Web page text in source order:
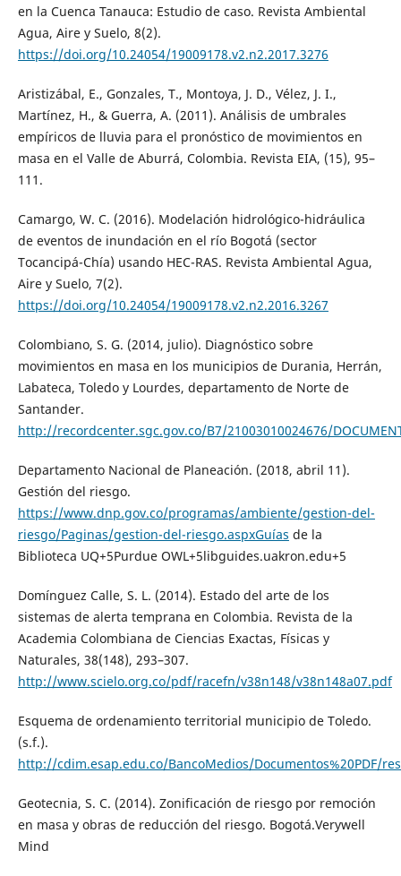
en la Cuenca Tanauca: Estudio de caso. Revista Ambiental
Agua, Aire y Suelo, 8(2).
https://doi.org/10.24054/19009178.v2.n2.2017.3276
Aristizábal, E., Gonzales, T., Montoya, J. D., Vélez, J. I.,
Martínez, H., & Guerra, A. (2011). Análisis de umbrales
empíricos de lluvia para el pronóstico de movimientos en
masa en el Valle de Aburrá, Colombia. Revista EIA, (15), 95–
111.
Camargo, W. C. (2016). Modelación hidrológico-hidráulica
de eventos de inundación en el río Bogotá (sector
Tocancipá-Chía) usando HEC-RAS. Revista Ambiental Agua,
Aire y Suelo, 7(2).
https://doi.org/10.24054/19009178.v2.n2.2016.3267
Colombiano, S. G. (2014, julio). Diagnóstico sobre
movimientos en masa en los municipios de Durania, Herrán,
Labateca, Toledo y Lourdes, departamento de Norte de
Santander.
http://recordcenter.sgc.gov.co/B7/21003010024676/
Departamento Nacional de Planeación. (2018, abril 11).
Gestión del riesgo.
https://www.dnp.gov.co/programas/ambiente/gestion-del-
riesgo/Paginas/gestion-del-riesgo.aspxGuías de la
Biblioteca UQ+5Purdue OWL+5libguides.uakron.edu+5
Domínguez Calle, S. L. (2014). Estado del arte de los
sistemas de alerta temprana en Colombia. Revista de la
Academia Colombiana de Ciencias Exactas, Físicas y
Naturales, 38(148), 293–307.
http://www.scielo.org.co/pdf/racefn/v38n148/v38n148a07.pdf
Esquema de ordenamiento territorial municipio de Toledo.
(s.f.).
http://cdim.esap.edu.co/BancoMedios/Documentos%20PDF/
Geotecnia, S. C. (2014). Zonificación de riesgo por remoción
en masa y obras de reducción del riesgo. Bogotá.Verywell
Mind